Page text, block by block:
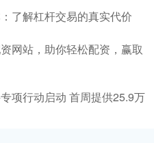
了解杠杆交易的真实代价
网站，助你轻松配资，赢取
项行动启动 首周提供25.9万